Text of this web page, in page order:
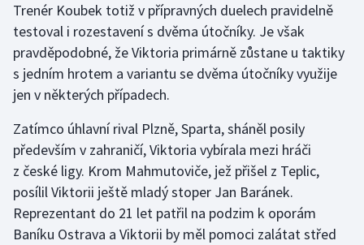
Moderní pětiboj
Motorsport
Olympijské hry
Parasport
Plavání
Plážový volejbal
Trenér Koubek totiž v přípravných duelech pravidelně
testoval i rozestavení s dvěma útočníky. Je však
pravděpodobné, že Viktoria primárně zůstane u taktiky
s jedním hrotem a variantu se dvěma útočníky využije
jen v některých případech.
Zatímco úhlavní rival Plzně, Sparta, sháněl posily
především v zahraničí, Viktoria vybírala mezi hráči
z české ligy. Krom Mahmutoviče, jež přišel z Teplic,
posílil Viktorii ještě mladý stoper Jan Baránek.
Reprezentant do 21 let patřil na podzim k oporám
Baníku Ostrava a Viktorii by měl pomoci zalátat střed